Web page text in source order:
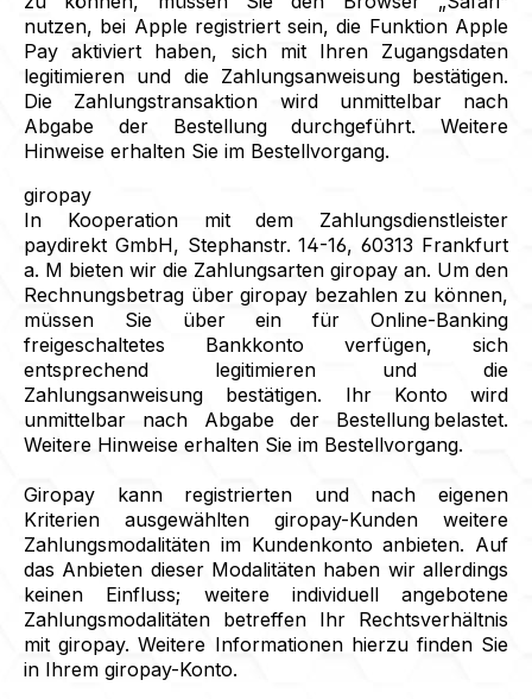
nutzen, bei Apple registriert sein, die Funktion Apple
Pay aktiviert haben, sich mit Ihren Zugangsdaten
legitimieren und die Zahlungsanweisung bestätigen.
Die Zahlungstransaktion wird unmittelbar nach
Abgabe der Bestellung durchgeführt. Weitere
Hinweise erhalten Sie im Bestellvorgang.
giropay
In Kooperation mit dem Zahlungsdienstleister
paydirekt GmbH, Stephanstr. 14-16, 60313 Frankfurt
a. M bieten wir die Zahlungsarten giropay an. Um den
Rechnungsbetrag über giropay bezahlen zu können,
müssen Sie über ein für Online-Banking
freigeschaltetes Bankkonto verfügen, sich
entsprechend legitimieren und die
Zahlungsanweisung bestätigen. Ihr Konto wird
unmittelbar nach Abgabe der Bestellung belastet.
Weitere Hinweise erhalten Sie im Bestellvorgang.
Giropay kann registrierten und nach eigenen
Kriterien ausgewählten giropay-Kunden weitere
Zahlungsmodalitäten im Kundenkonto anbieten. Auf
das Anbieten dieser Modalitäten haben wir allerdings
keinen Einfluss; weitere individuell angebotene
Zahlungsmodalitäten betreffen Ihr Rechtsverhältnis
mit giropay. Weitere Informationen hierzu finden Sie
in Ihrem giropay-Konto.